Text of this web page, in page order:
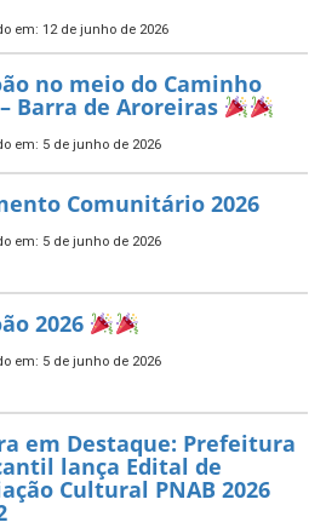
em: 12 de junho de 2026
no meio do Caminho
Barra de Aroreiras
em: 5 de junho de 2026
Comunitário 2026
em: 5 de junho de 2026
2026
em: 5 de junho de 2026
em Destaque: Prefeitura
lança Edital de
Cultural PNAB 2026